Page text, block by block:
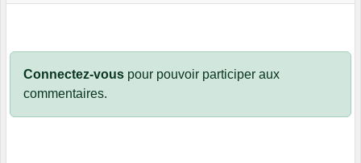
Connectez-vous pour pouvoir participer aux
commentaires.